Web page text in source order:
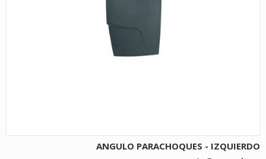
ANGULO PARACHOQUES - IZQUIERDO